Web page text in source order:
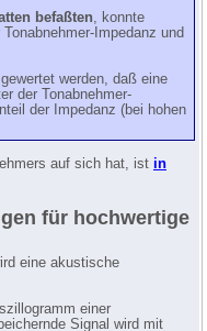
befaßten, konnte
Impedanz und
werden, daß eine
der Tonabnehmer-
der Impedanz (bei hohen
auf sich hat, ist in
für hochwertige
eine akustische
einer
Signal wird mit